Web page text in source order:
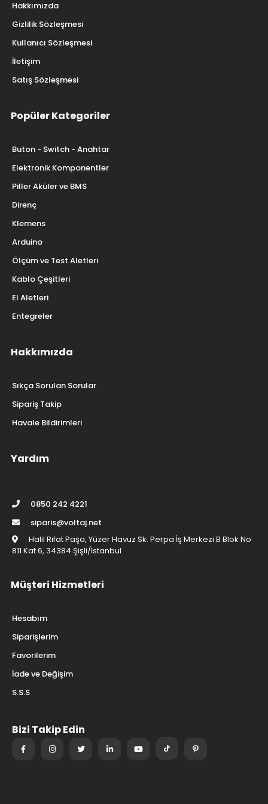
Hakkımızda
Gizlilik Sözleşmesi
Kullanıcı Sözleşmesi
İletişim
Satış Sözleşmesi
Popüler Kategoriler
Buton - Switch - Anahtar
Elektronik Komponentler
Piller Aküler ve BMS
Direnç
Klemens
Arduino
Ölçüm ve Test Aletleri
Kablo Çeşitleri
El Aletleri
Entegreler
Hakkımızda
Sıkça Sorulan Sorular
Sipariş Takip
Havale Bildirimleri
Yardım
0850 242 4221
siparis@voltaj.net
Halil Rıfat Paşa, Yüzer Havuz Sk. Perpa İş Merkezi B Blok No
811 Kat 6, 34384 Şişli/İstanbul
Müşteri Hizmetleri
Hesabım
Siparişlerim
Favorilerim
İade ve Değişim
S.S.S
Bizi Takip Edin